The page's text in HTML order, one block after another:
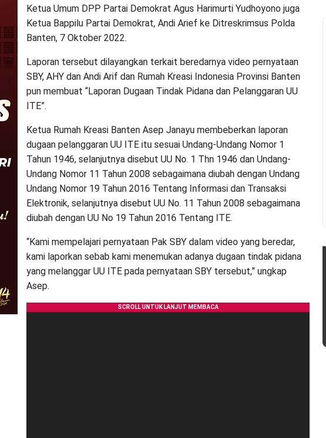
Ketua Umum DPP Partai Demokrat Agus Harimurti Yudhoyono juga
Ketua Bappilu Partai Demokrat, Andi Arief ke Ditreskrimsus Polda
Banten, 7 Oktober 2022.
Laporan tersebut dilayangkan terkait beredarnya video pernyataan
SBY, AHY dan Andi Arif dan Rumah Kreasi Indonesia Provinsi Banten
pun membuat “Laporan Dugaan Tindak Pidana dan Pelanggaran UU
ITE”.
Ketua Rumah Kreasi Banten Asep Janayu membeberkan laporan
dugaan pelanggaran UU ITE itu sesuai Undang-Undang Nomor 1
Tahun 1946, selanjutnya disebut UU No. 1 Thn 1946 dan Undang-
Undang Nomor 11 Tahun 2008 sebagaimana diubah dengan Undang
Undang Nomor 19 Tahun 2016 Tentang Informasi dan Transaksi
Elektronik, selanjutnya disebut UU No. 11 Tahun 2008 sebagaimana
diubah dengan UU No 19 Tahun 2016 Tentang ITE.
“Kami mempelajari pernyataan Pak SBY dalam video yang beredar,
kami laporkan sebab kami menemukan adanya dugaan tindak pidana
yang melanggar UU ITE pada pernyataan SBY tersebut,” ungkap
Asep.